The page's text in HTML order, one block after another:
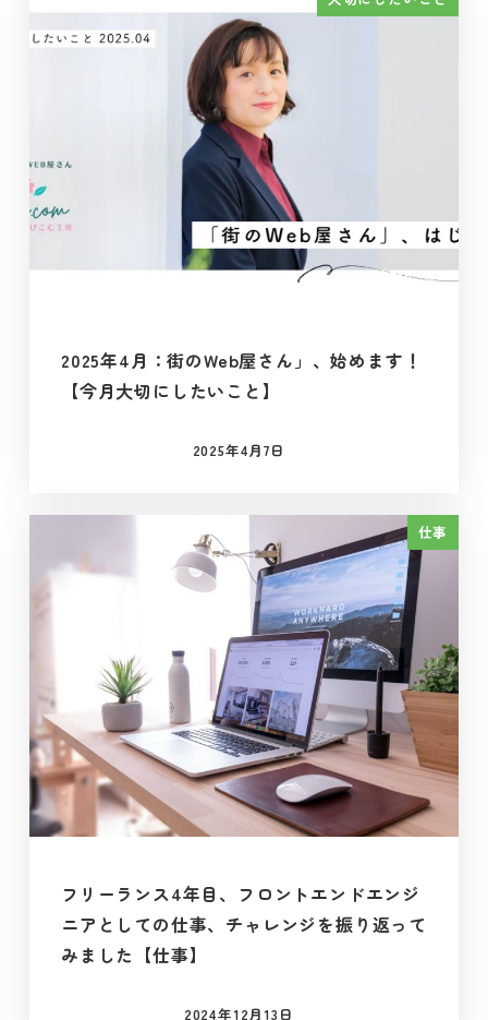
2025年4月：街のWeb屋さん」、始めます！
【今月大切にしたいこと】
投稿日
2025年4月7日
仕事
フリーランス4年目、フロントエンドエンジ
ニアとしての仕事、チャレンジを振り返って
みました【仕事】
2024年12月13日